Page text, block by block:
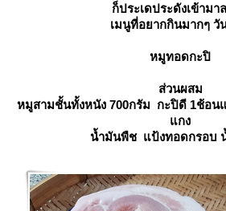
ก็ประเดประดังเข้ามา
เมนูที่อยากกินมากๆ วั
หมูทอดกะปิ
ส่วนผสม
หมูสามชั้นทั้งหนัง 700กรัม กะปิดี 1ช้อน
กง
น้ำมันพืช แป้งทอดกรอบ